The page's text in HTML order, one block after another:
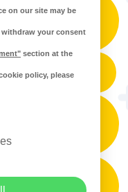
à
à MONTHAULT
DU
on our site may be
withdraw your consent
section at the
policy, please